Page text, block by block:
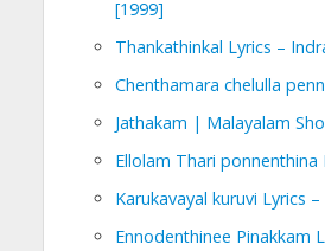
[1999]
Thankathinkal Lyrics –
Chenthamara chelulla
Jathakam | Malayalam
Ellolam Thari ponnenthina
Karukavayal kuruvi Lyrics
Ennodenthinee Pinakkam